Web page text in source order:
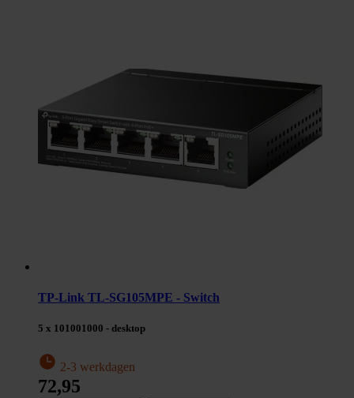
TP-Link TL-SG105MPE - Switch
5 x 101001000 - desktop
2-3 werkdagen
72,95